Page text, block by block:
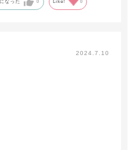
なった 0 Like! 0
2024.7.10